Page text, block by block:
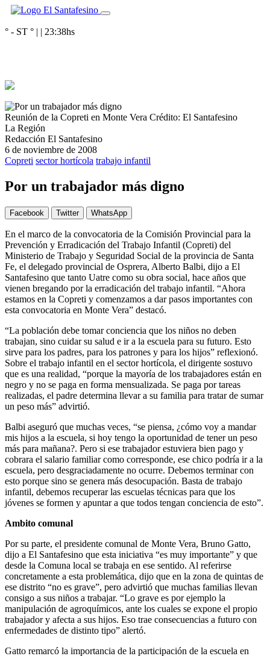
° - ST ° | | 23:38hs
Reunión de la Copreti en Monte Vera Crédito: El Santafesino
La Región
Redacción El Santafesino
6 de noviembre de 2008
Copreti sector hortícola trabajo infantil
Por un trabajador más digno
Facebook Twitter WhatsApp
En el marco de la convocatoria de la Comisión Provincial para la
Prevención y Erradicación del Trabajo Infantil (Copreti) del
Ministerio de Trabajo y Seguridad Social de la provincia de Santa
Fe, el delegado provincial de Osprera, Alberto Balbi, dijo a El
Santafesino que tanto Uatre como su obra social, hace años que
vienen bregando por la erradicación del trabajo infantil. “Ahora
estamos en la Copreti y comenzamos a dar pasos importantes con
esta convocatoria en Monte Vera” destacó.
“La población debe tomar conciencia que los niños no deben
trabajan, sino cuidar su salud e ir a la escuela para su futuro. Esto
sirve para los padres, para los patrones y para los hijos” reflexionó.
Sobre el trabajo infantil en el sector hortícola, el dirigente sostuvo
que es una realidad, “porque la mayoría de los trabajadores están en
negro y no se paga en forma mensualizada. Se paga por tareas
realizadas, el padre determina llevar a su familia para tratar de sumar
un peso más” advirtió.
Balbi aseguró que muchas veces, “se piensa, ¿cómo voy a mandar
mis hijos a la escuela, si hoy tengo la oportunidad de tener un peso
más para mañana?. Pero si ese trabajador estuviera bien pago y
cobrara el salario familiar como corresponde, ese chico podría ir a la
escuela, pero desgraciadamente no ocurre. Debemos terminar con
esto porque sino se genera más desocupación. Basta de trabajo
infantil, debemos recuperar las escuelas técnicas para que los
jóvenes se formen y apuntar a que todos tengan conciencia de esto”.
Ambito comunal
Por su parte, el presidente comunal de Monte Vera, Bruno Gatto,
dijo a El Santafesino que esta iniciativa “es muy importante” y que
desde la Comuna local se trabaja en ese sentido. Al referirse
concretamente a esta problemática, dijo que en la zona de quintas de
ese distrito “no es grave”, pero advirtió que muchas familias llevan
consigo a sus niños a trabajar. “Lo grave es por ejemplo la
manipulación de agroquímicos, ante los cuales se expone el propio
trabajador y afecta a sus hijos. Eso trae consecuencias a futuro con
enfermedades de distinto tipo” alertó.
Gatto remarcó la importancia de la participación de la escuela en